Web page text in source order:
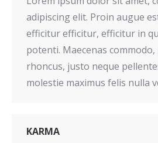
adipiscing elit. Proin augue
efficitur efficitur, efficitur in
potenti. Maecenas
rhoncus, justo neque
molestie maximus felis nulla
KARMA